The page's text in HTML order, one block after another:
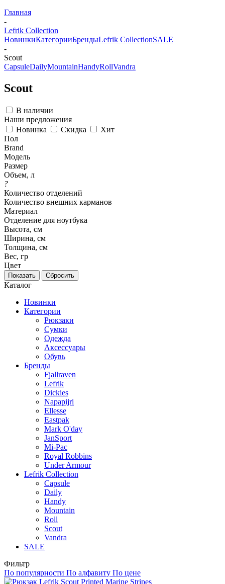
Главная
-
Lefrik Collection
НовинкиКатегорииБрендыLefrik CollectionSALE
-
Scout
CapsuleDailyMountainHandyRollVandra
Scout
В наличии
Наши предложения
Новинка
Скидка
Хит
Пол
Brand
Модель
Размер
Объем, л
?
Количество отделений
Количество внешних карманов
Материал
Отделение для ноутбука
Высота, см
Ширина, см
Толщина, см
Вес, гр
Цвет
Каталог
Новинки
Категории
Рюкзаки
Сумки
Одежда
Аксессуары
Обувь
Бренды
Fjallraven
Lefrik
Dickies
Napapijri
Ellesse
Eastpak
Mark O'day
JanSport
Mi-Pac
Royal Robbins
Under Armour
Lefrik Collection
Capsule
Daily
Handy
Mountain
Roll
Scout
Vandra
SALE
Фильтр
По популярности По алфавиту По цене